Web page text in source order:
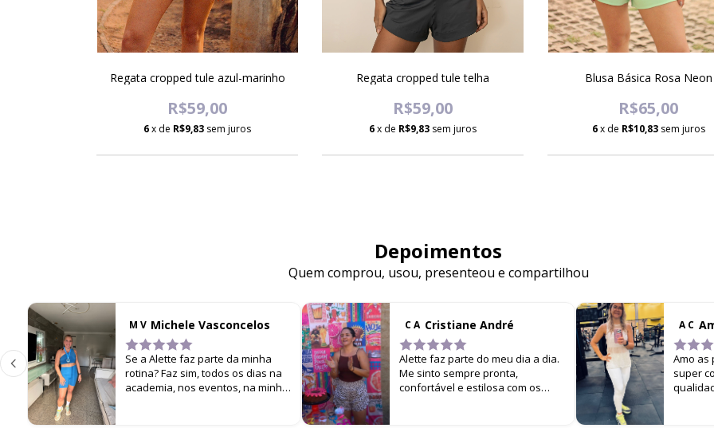
Regata cropped tule azul-marinho
R$59,00
6x de R$9,83 sem juros
Regata cropped tule telha
R$59,00
6x de R$9,83 sem juros
Blusa Básica Rosa Neon
R$65,00
6 x de R$10,83 sem juros
Depoimentos
Quem comprou, usou, presenteou e compartilhou
M V Michele Vasconcelos
Se a Alette faz parte da minha
rotina? Faz sim, todos os dias na
academia, nos eventos, na minha
C A Cristiane André
Alette faz parte do meu dia a dia.
Me sinto sempre pronta,
confortável e estilosa com os
A C
Amo as
super